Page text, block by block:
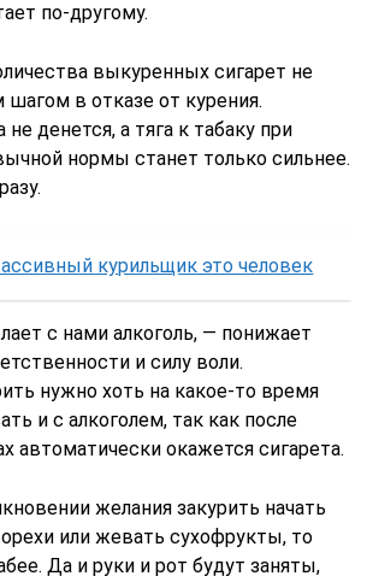
по-другому.
выкуренных сигарет не
в отказе от курения.
денется, а тяга к табаку при
нормы станет только сильнее.
курильщик это человек
с нами алкоголь, — понижает
и силу воли.
нужно хоть на какое-то время
и с алкоголем, так как после
автоматически окажется сигарета.
желания закурить начать
или жевать сухо­фрукты, то
Да и руки и рот будут заняты,